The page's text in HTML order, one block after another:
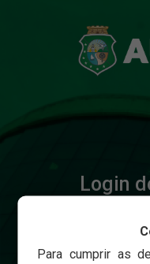
Login
Para cumprir as